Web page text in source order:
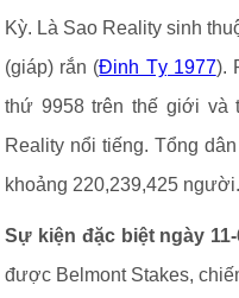
Kỳ. Là Sao Reality sinh
(giáp) rắn (Đinh Tỵ 1977).
thứ 9958 trên thế giới và
Reality nổi tiếng. Tổng
khoảng 220,239,425 người.
Sự kiện đặc biệt ngày 11-
được Belmont Stakes,